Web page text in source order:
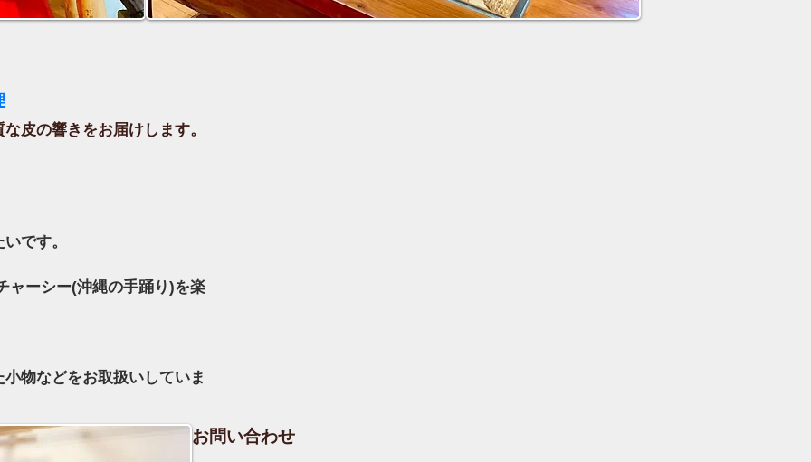
皮の響きをお届けします。
です。
ャーシー(沖縄の手踊り)を楽
物などをお取扱いしていま
お問い合わせ